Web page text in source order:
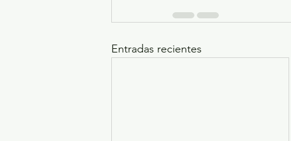
Entradas recientes